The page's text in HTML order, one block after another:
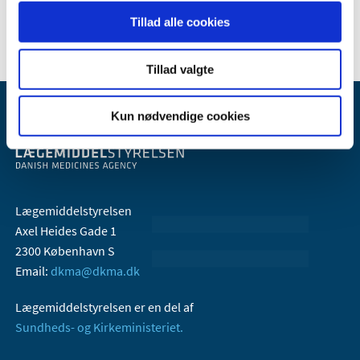
Tillad alle cookies
Tillad valgte
Kun nødvendige cookies
Lægemiddelstyrelsen
Axel Heides Gade 1
2300 København S
Email: dkma@dkma.dk
Lægemiddelstyrelsen er en del af
Sundheds- og Kirkeministeriet.